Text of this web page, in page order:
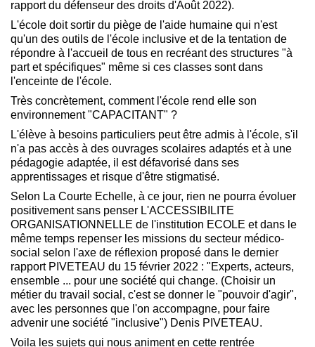
rapport du défenseur des droits d'Août 2022).
L'école doit sortir du piège de l'aide humaine qui n'est
qu'un des outils de l'école inclusive et de la tentation de
répondre à l'accueil de tous en recréant des structures "à
part et spécifiques" même si ces classes sont dans
l'enceinte de l'école.
Très concrètement, comment l'école rend elle son
environnement "CAPACITANT" ?
L'élève à besoins particuliers peut être admis à l'école, s'il
n'a pas accès à des ouvrages scolaires adaptés et à une
pédagogie adaptée, il est défavorisé dans ses
apprentissages et risque d'être stigmatisé.
Selon La Courte Echelle, à ce jour, rien ne pourra évoluer
positivement sans penser L'ACCESSIBILITE
ORGANISATIONNELLE de l'institution ECOLE et dans le
même temps repenser les missions du secteur médico-
social selon l'axe de réflexion proposé dans le dernier
rapport PIVETEAU du 15 février 2022 : "Experts, acteurs,
ensemble ... pour une société qui change. (Choisir un
métier du travail social, c'est se donner le "pouvoir d'agir",
avec les personnes que l'on accompagne, pour faire
advenir une société "inclusive") Denis PIVETEAU.
Voila les sujets qui nous animent en cette rentrée